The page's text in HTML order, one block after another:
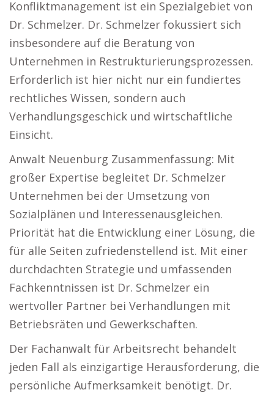
Konfliktmanagement ist ein Spezialgebiet von
Dr. Schmelzer. Dr. Schmelzer fokussiert sich
insbesondere auf die Beratung von
Unternehmen in Restrukturierungsprozessen.
Erforderlich ist hier nicht nur ein fundiertes
rechtliches Wissen, sondern auch
Verhandlungsgeschick und wirtschaftliche
Einsicht.
Anwalt Neuenburg Zusammenfassung: Mit
großer Expertise begleitet Dr. Schmelzer
Unternehmen bei der Umsetzung von
Sozialplänen und Interessenausgleichen.
Priorität hat die Entwicklung einer Lösung, die
für alle Seiten zufriedenstellend ist. Mit einer
durchdachten Strategie und umfassenden
Fachkenntnissen ist Dr. Schmelzer ein
wertvoller Partner bei Verhandlungen mit
Betriebsräten und Gewerkschaften.
Der Fachanwalt für Arbeitsrecht behandelt
jeden Fall als einzigartige Herausforderung, die
persönliche Aufmerksamkeit benötigt. Dr.